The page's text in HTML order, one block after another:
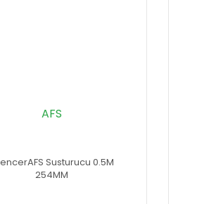
AFS
Susturucu 0.5M
254MM